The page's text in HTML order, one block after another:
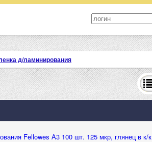
д/ламинирования
Fellowes А3 100 шт. 125 мкр, глянец в к/к